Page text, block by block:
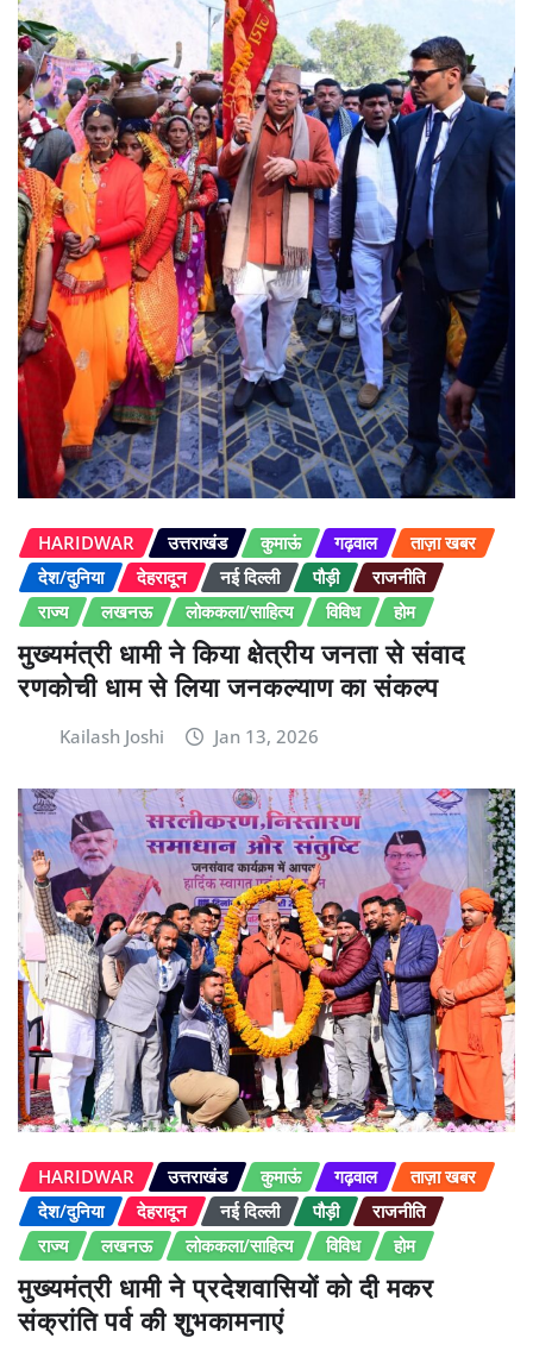
HARIDWAR उत्तराखंड कुमाऊं गढ़वाल
ताज़ा खबर
देश/दुनिया
देहरादून नई दिल्ली पौड़ी
राजनीति
राज्य
लखनऊ लोककला/साहित्य विविध होम
मुख्यमंत्री धामी ने किया क्षेत्रीय जनता से संवाद
रणकोची धाम से लिया जनकल्याण का संकल्प
Kailash Joshi Jan 13, 2026
HARIDWAR उत्तराखंड कुमाऊं गढ़वाल
ताज़ा खबर
देश/दुनिया
देहरादून नई दिल्ली पौड़ी
राजनीति
राज्य
लखनऊ लोककला/साहित्य विविध होम
मुख्यमंत्री धामी ने प्रदेशवासियों को दी मकर
संक्रांति पर्व की शुभकामनाएं